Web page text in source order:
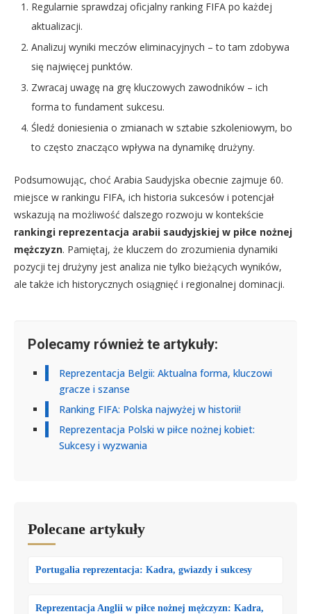
Regularnie sprawdzaj oficjalny ranking FIFA po każdej
aktualizacji.
Analizuj wyniki meczów eliminacyjnych – to tam zdobywa
się najwięcej punktów.
Zwracaj uwagę na grę kluczowych zawodników – ich
forma to fundament sukcesu.
Śledź doniesienia o zmianach w sztabie szkoleniowym, bo
to często znacząco wpływa na dynamikę drużyny.
Podsumowując, choć Arabia Saudyjska obecnie zajmuje 60.
miejsce w rankingu FIFA, ich historia sukcesów i potencjał
wskazują na możliwość dalszego rozwoju w kontekście
rankingi reprezentacja arabii saudyjskiej w piłce nożnej
mężczyzn. Pamiętaj, że kluczem do zrozumienia dynamiki
pozycji tej drużyny jest analiza nie tylko bieżących wyników,
ale także ich historycznych osiągnięć i regionalnej dominacji.
Polecamy również te artykuły:
Reprezentacja Belgii: Aktualna forma, kluczowi
gracze i szanse
Ranking FIFA: Polska najwyżej w historii!
Reprezentacja Polski w piłce nożnej kobiet:
Sukcesy i wyzwania
Polecane artykuły
Portugalia reprezentacja: Kadra, gwiazdy i sukcesy
Reprezentacja Anglii w piłce nożnej mężczyzn: Kadra,